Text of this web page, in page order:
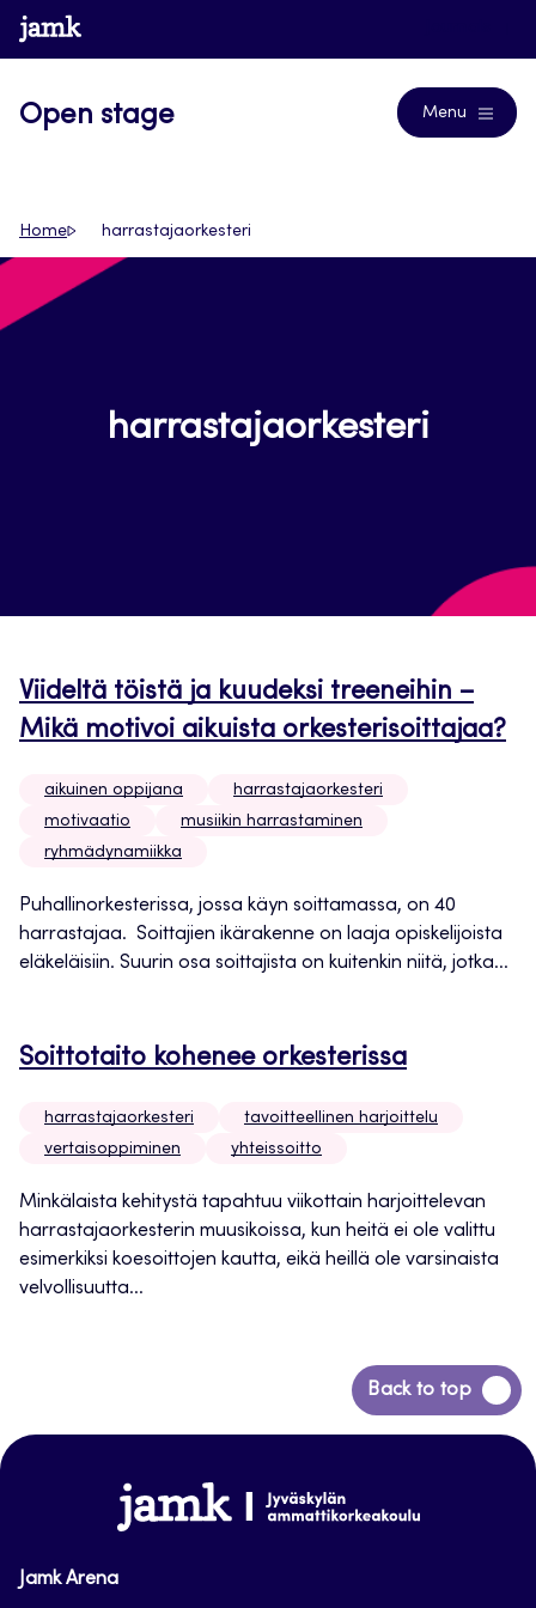
Siirry
suoraan
www.jamk.fi
Open stage Menu
Home harrastajaorkesteri
harrastajaorkesteri
Viideltä töistä ja kuudeksi treeneihin –
Mikä motivoi aikuista orkesterisoittajaa?
aikuinen oppijana
harrastajaorkesteri
motivaatio
musiikin harrastaminen
ryhmädynamiikka
Puhallinorkesterissa, jossa käyn soittamassa, on 40
harrastajaa. Soittajien ikärakenne on laaja opiskelijoista
eläkeläisiin. Suurin osa soittajista on kuitenkin niitä, jotka...
Soittotaito kohenee orkesterissa
harrastajaorkesteri
tavoitteellinen harjoittelu
vertaisoppiminen
yhteissoitto
Minkälaista kehitystä tapahtuu viikottain harjoittelevan
harrastajaorkesterin muusikoissa, kun heitä ei ole valittu
esimerkiksi koesoittojen kautta, eikä heillä ole varsinaista
velvollisuutta...
Back to top
Siirry
takaisin
www.jamk.fi
Jamk Arena